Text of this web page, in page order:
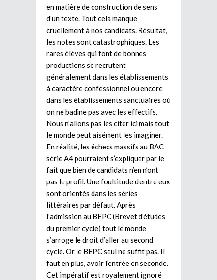
en matière de construction de sens
d’un texte. Tout cela manque
cruellement à nos candidats. Résultat,
les notes sont catastrophiques. Les
rares élèves qui font de bonnes
productions se recrutent
généralement dans les établissements
à caractère confessionnel ou encore
dans les établissements sanctuaires où
on ne badine pas avec les effectifs.
Nous n’allons pas les citer ici mais tout
le monde peut aisément les imaginer.
En réalité, les échecs massifs au BAC
série A4 pourraient s’expliquer par le
fait que bien de candidats n’en n’ont
pas le profil. Une foultitude d’entre eux
sont orientés dans les séries
littéraires par défaut. Après
l’admission au BEPC (Brevet d’études
du premier cycle) tout le monde
s’arroge le droit d’aller au second
cycle. Or le BEPC seul ne suffit pas. Il
faut en plus, avoir l’entrée en seconde.
Cet impératif est royalement ignoré